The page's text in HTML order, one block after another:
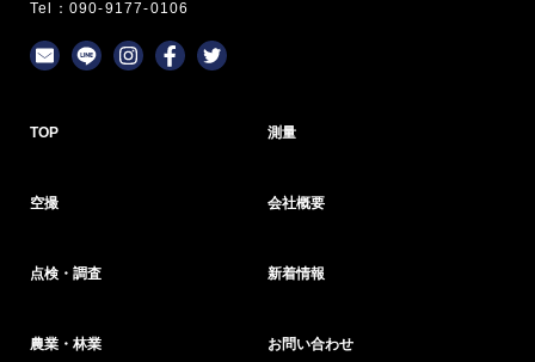
Tel：090-9177-0106
TOP 測量
空撮 会社概要
点検・調査 新着情報
農業・林業 お問い合わせ